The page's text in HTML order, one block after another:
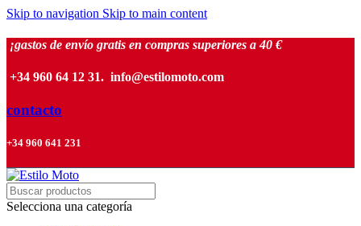
Skip to navigation Skip to main content
¡gastos de envío gratis en compras superiores a 40 €
+34 960 64 12 31. info@estilomoto.com
contacto
+34 960 641 231
Selecciona una categoría